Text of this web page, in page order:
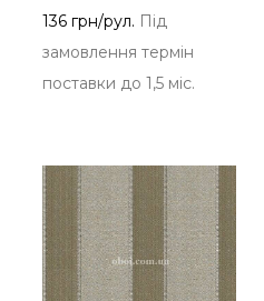
136 грн/рул. Під
замовлення термін
поставки до 1,5 міс.